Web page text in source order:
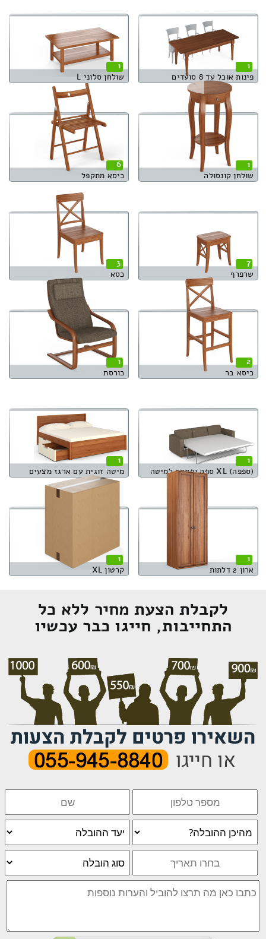
1
פינות אוכל עד 8 סועדים
1
שולחן סלוני L
1
שולחן קונסולה
6
כיסא מתקפל
7
שרפרף
3
כסא
2
כיסא בר
1
כורסת
1
(ספפה) XL ספה נפתחת למיטה
1
מיטה זוגית עם ארגז מצעים
1
ארון 2 דלתות
1
קרטון XL
לקבלת הצעת מחיר ללא כל
התחייבות, חייגו כבר עכשיו